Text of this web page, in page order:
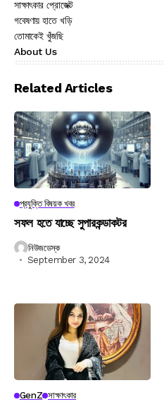
সাক্ষাৎকার প্রোজেক্ট
গবেষণায় হাতে খড়ি
তোমাকেই খুঁজছি
About Us
Related Articles
প্রযুক্তি বিষয়ক খবর
সফল হতে যাচ্ছে সুপারকন্ডাকটর
নিউজডেস্ক
September 3, 2024
GenZ সাক্ষাৎকার